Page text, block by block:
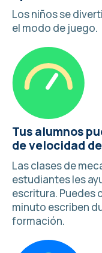
Los niños se
el modo de juego.
Tus alumnos
de velocidad
Las clases de
estudiantes les
escritura. Puedes
minuto escriben
formación.